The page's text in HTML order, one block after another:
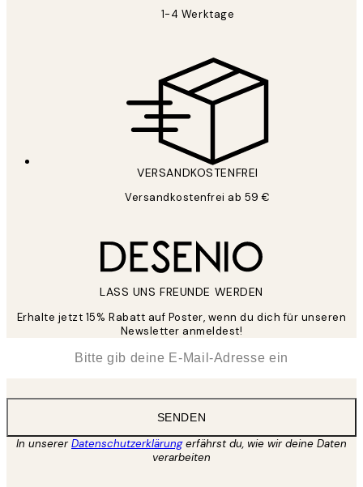
1-4 Werktage
VERSANDKOSTENFREI
Versandkostenfrei ab 59 €
LASS UNS FREUNDE WERDEN
Erhalte jetzt 15% Rabatt auf Poster, wenn du dich für unseren
Newsletter anmeldest!
SENDEN
In unsererDatenschutzerklärungerfährst du, wie wir deine Daten
verarbeiten